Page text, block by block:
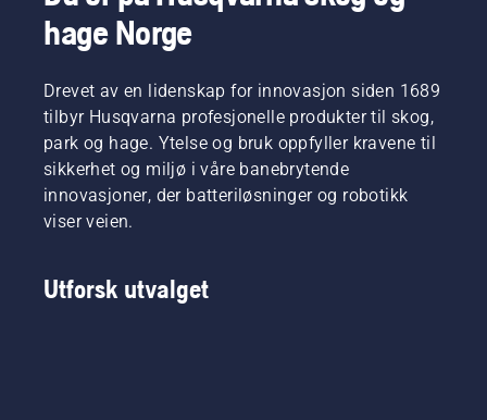
skogbruk
og
i deres
respektive
land. De
utgjør
vårt H-
Team.
Og det er
aller
hage Norge
Drevet av en lidenskap for innovasjon siden 1689
tilbyr Husqvarna profesjonelle produkter til skog,
park og hage. Ytelse og bruk oppfyller kravene til
sikkerhet og miljø i våre banebrytende
innovasjoner, der batteriløsninger og robotikk
viser veien.
Utforsk utvalget